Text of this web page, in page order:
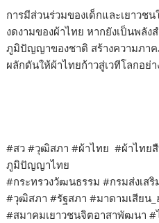
การมีส่วนร่วมของเด็กและเยาวช
งดงามของผ้าไทย หากยังเป็นพลั
ภูมิปัญญาของชาติ สร้างความภา
ผลักดันให้ผ้าไทยก้าวสู่เวทีโลกอย่
#สว #วุฒิสภา #ผ้าไทย #ผ้าไทย
ภูมิปัญญาไทย
#กระทรวงวัฒนธรรม #กรมส่งเส
#วุฒิสภา #รัฐสภา #มาดามเสียน_
#สมาคมเยาวชนจิตอาสาพัฒนา #